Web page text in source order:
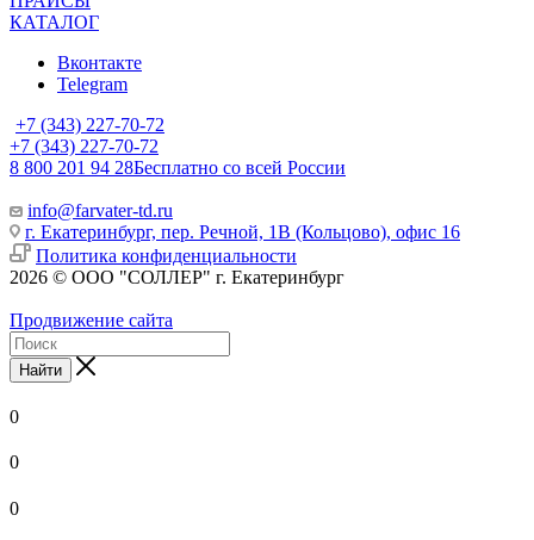
КАТАЛОГ
Вконтакте
Telegram
+7 (343) 227-70-72
+7 (343) 227-70-72
8 800 201 94 28Бесплатно со всей России
info@farvater-td.ru
г. Екатеринбург, пер. Речной, 1В (Кольцово), офис 16
Политика конфиденциальности
2026 © ООО "СОЛЛЕР" г. Екатеринбург
Продвижение сайта
Найти
0
0
0